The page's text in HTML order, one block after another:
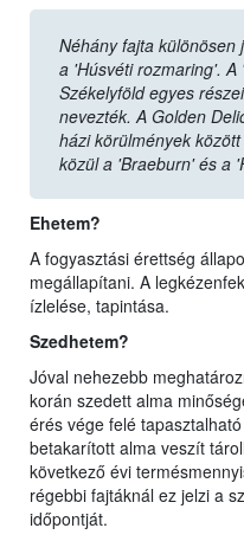
Néhány fajta
a 'Húsvéti rozmaring'.
Székelyföld egyes
nevezték. A Golden
házi körülmények
közül a 'Braeburn' és a
Ehetem?
A fogyasztási érettség
megállapítani. A
ízlelése, tapintása.
Szedhetem?
Jóval nehezebb
korán szedett alma
érés vége felé
betakarított alma veszít
következő évi
régebbi fajtáknál ez jelzi a
időpontját.